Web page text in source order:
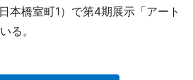
本橋室町1）で第4期展示「アート
る。